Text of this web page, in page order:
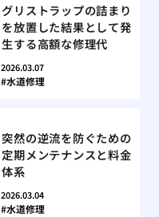
グリストラップの詰まり
を放置した結果として発
生する高額な修理代
2026.03.07
水道修理
突然の逆流を防ぐための
定期メンテナンスと料金
体系
2026.03.04
水道修理